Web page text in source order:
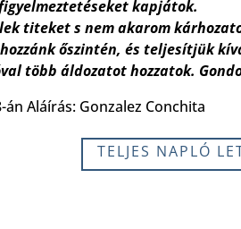
kapjátok.
titeket s nem akarom
őszintén, és teljesítjük
több áldozatot hozzatok.
án Aláírás: Gonzalez Conchita
TELJES NAPLÓ